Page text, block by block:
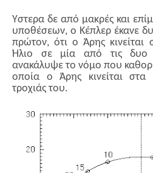
Ύστερα δε από μακρές και
υποθέσεων, ο Κέπλερ έκανε
πρώτον, ότι ο Άρης
Ήλιο σε μία από τις δυο
ανακάλυψε το νόμο που
οποία ο Άρης κινείται
τροχιάς του.